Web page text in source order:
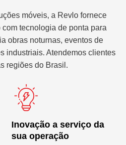
móveis, a Revlo fornece
com tecnologia de ponta para
obras noturnas, eventos de
industriais. Atendemos clientes
regiões do Brasil.
Inovação a serviço da
sua operação